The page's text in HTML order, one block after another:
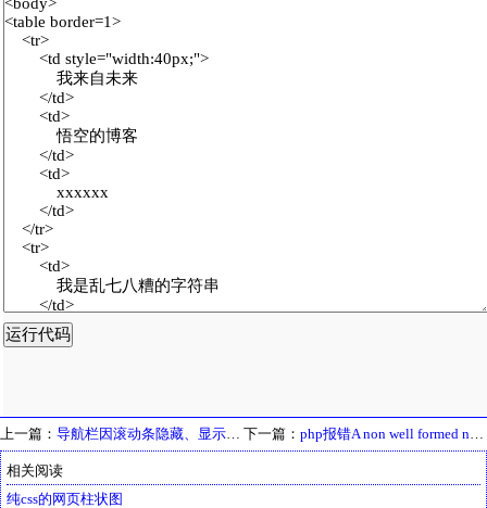
上一篇： 导航栏因滚动条隐藏、显示而产生晃动 下一篇： php报错A non well formed numeric value encountered，php字符串转数值
相关阅读
纯css的网页柱状图